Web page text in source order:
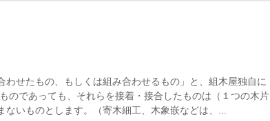
わせたもの、もしくは組み合わせるもの」と、組木屋独自に
のであっても、それらを接着・接合したものは（１つの木片
いものとします。（寄木細工、木象嵌などは、...